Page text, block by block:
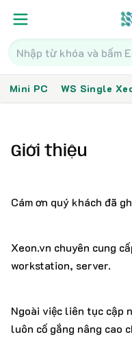
Mini PC WS Single
Giới thiệu
Cám ơn quý khách đã
Xeon.vn chuyên cung
workstation, server.
Ngoài việc liên tục cập
luôn cố gắng nâng cao